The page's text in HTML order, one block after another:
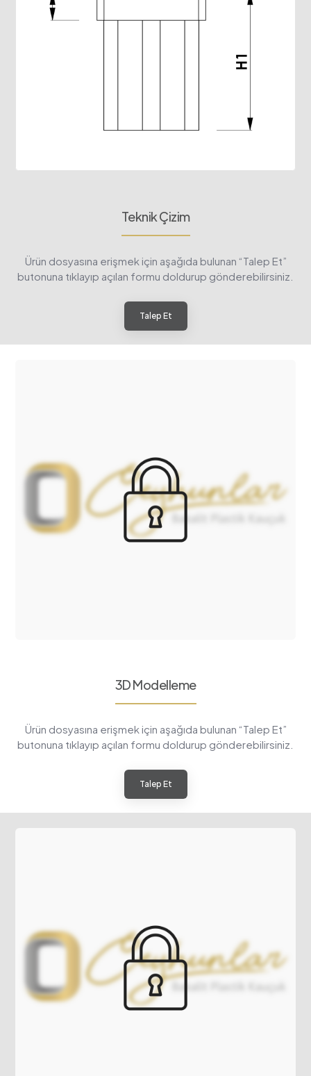
Teknik Çizim
Ürün dosyasına erişmek için aşağıda bulunan “Talep Et”
butonuna tıklayıp açılan formu doldurup gönderebilirsiniz.
Talep Et
3D Modelleme
Ürün dosyasına erişmek için aşağıda bulunan “Talep Et”
butonuna tıklayıp açılan formu doldurup gönderebilirsiniz.
Talep Et